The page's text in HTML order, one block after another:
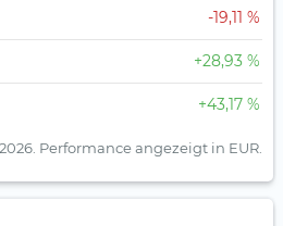
-19,11 %
+28,93 %
+43,17 %
Performance angezeigt in EUR.